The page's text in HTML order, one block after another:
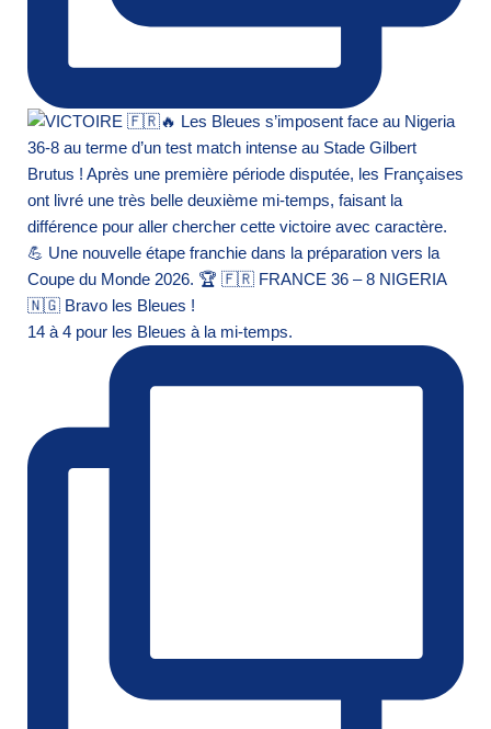
14 à 4 pour les Bleues à la mi-temps.